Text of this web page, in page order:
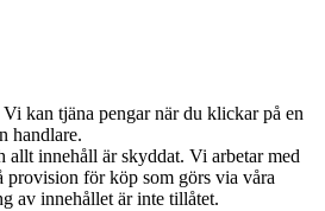
kan tjäna pengar när du klickar på en
handlare.
innehåll är skyddat. Vi arbetar med
provision för köp som görs via våra
av innehållet är inte tillåtet.